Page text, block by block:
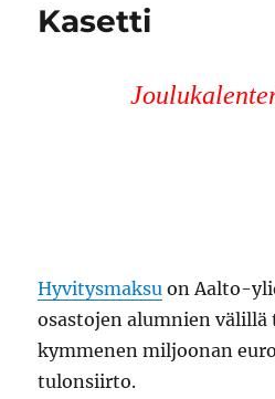
Kasetti
Hyvitysmaksu on Aalto-
osastojen alumnien välillä
kymmenen miljoonan
tulonsiirto.